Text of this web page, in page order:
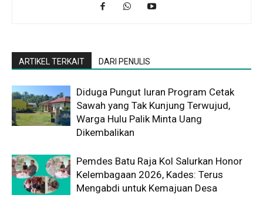
ARTIKEL TERKAIT DARI PENULIS
Diduga Pungut Iuran Program Cetak
Sawah yang Tak Kunjung Terwujud,
Warga Hulu Palik Minta Uang
Dikembalikan
Pemdes Batu Raja Kol Salurkan Honor
Kelembagaan 2026, Kades: Terus
Mengabdi untuk Kemajuan Desa